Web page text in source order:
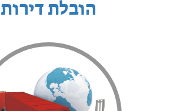
הובלת דירות